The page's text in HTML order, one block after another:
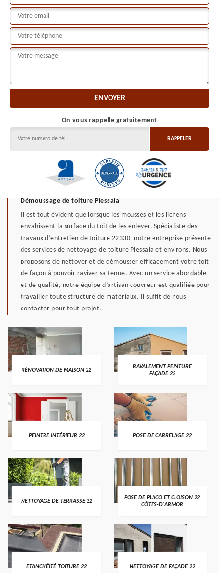
On vous rappelle gratuitement
Démoussage de toiture Plessala
Il est tout évident que lorsque les mousses et les lichens
envahissent la surface du toit de les enlever. Spécialiste des
travaux d’entretien de toiture 22330, notre entreprise présente
des services de nettoyage de toiture Plessala et environs. Nous
proposons de nettoyer et de démousser efficacement votre toit
de façon à pouvoir raviver sa tenue. Avec un service abordable
et de qualité, notre équipe d’artisan couvreur est qualifiée pour
travailler toute structure de matériaux. Il suffit de nous
contacter pour tout projet.
RÉNOVATION DE MAISON 22
RAVALEMENT PEINTURE
FAÇADE 22
PEINTRE INTÉRIEUR 22 POSE DE CARRELAGE 22
NETTOYAGE DE TERRASSE 22
POSE DE PLACO ET CLOISON 22
CÔTES-D'ARMOR
ETANCHÉITÉ TOITURE 22 NETTOYAGE DE FAÇADE 22